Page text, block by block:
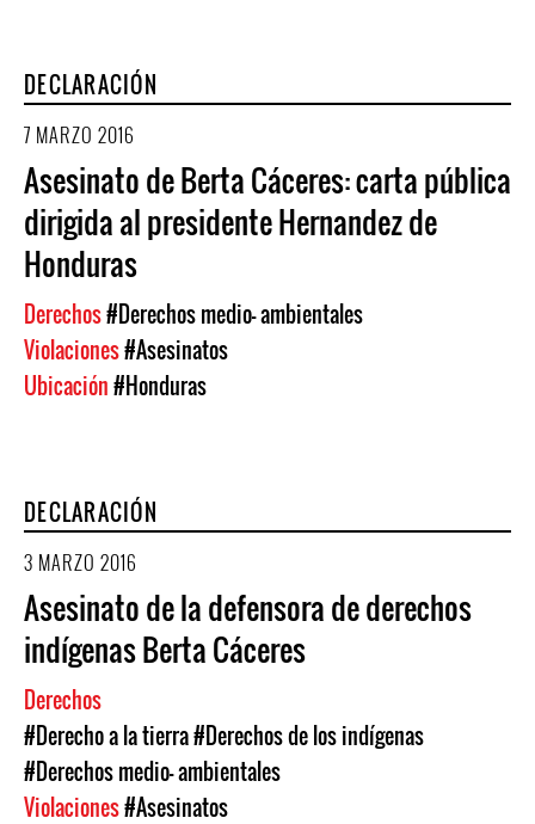
DECLARACIÓN
7 MARZO 2016
Asesinato de Berta Cáceres: carta pública
dirigida al presidente Hernandez de
Honduras
Derechos#Derechos medio- ambientales
Violaciones#Asesinatos
Ubicación#Honduras
DECLARACIÓN
3 MARZO 2016
Asesinato de la defensora de derechos
indígenas Berta Cáceres
Derechos
#Derecho a la tierra#Derechos de los indígenas
#Derechos medio- ambientales
Violaciones#Asesinatos